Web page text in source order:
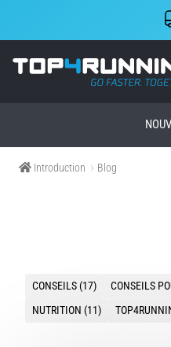
Introduction Blog
CONSEILS (17) CONSEILS
NUTRITION (11)